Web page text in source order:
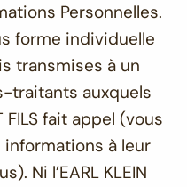
Personnelles.
forme individuelle
transmises à un
traitants auxquels
FILS fait appel (vous
à leur
Ni l’EARL KLEIN